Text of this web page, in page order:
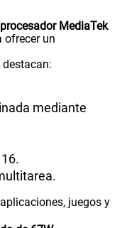
l procesador MediaTek
ofrecer un
mediante
juegos y